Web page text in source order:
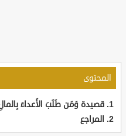
المحتوى
قصيدة وَمَن طَلَبَ الأَعداءَ
المراجع